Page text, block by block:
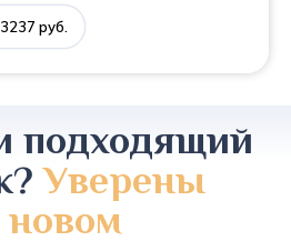
руб.
подходящий
Уверены
новом